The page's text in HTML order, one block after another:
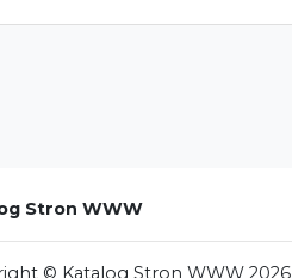
Stron WWW
© Katalog Stron WWW 2026